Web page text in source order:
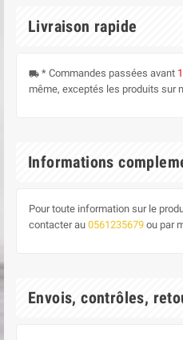
Livraison rapide
local_shipping * Commandes passées avant
même, exceptés les produits sur
Informations
Pour toute information sur le
contacter au 0561235679 ou par
Envois, contrôles,